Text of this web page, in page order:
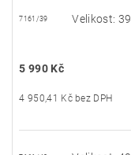
7161/39 Velikost: 39
5 990 Kč
4 950,41 Kč bez DPH